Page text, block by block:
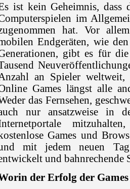
ist kein Geheimnis, dass
im
hat. Vor
Endgeräten, wie
gibt es für
an Spieler
Games längst alle
das Fernsehen,
nur ansatzweise in
Games und
mit jedem neuen Tag
und bahnrechende
der Erfolg der